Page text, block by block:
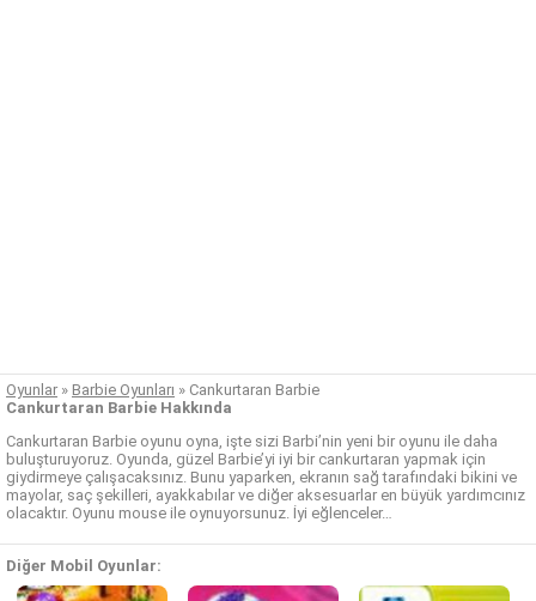
Oyunlar » Barbie Oyunları » Cankurtaran Barbie
Cankurtaran Barbie Hakkında
Cankurtaran Barbie oyunu oyna, işte sizi Barbi’nin yeni bir oyunu ile daha
buluşturuyoruz. Oyunda, güzel Barbie’yi iyi bir cankurtaran yapmak için
giydirmeye çalışacaksınız. Bunu yaparken, ekranın sağ tarafındaki bikini ve
mayolar, saç şekilleri, ayakkabılar ve diğer aksesuarlar en büyük yardımcınız
olacaktır. Oyunu mouse ile oynuyorsunuz. İyi eğlenceler…
Diğer Mobil Oyunlar: